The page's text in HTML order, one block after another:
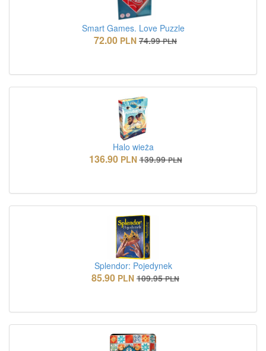
Smart Games. Love Puzzle
72.00 PLN 74.99 PLN
Halo wieża
136.90 PLN 139.99 PLN
Splendor: Pojedynek
85.90 PLN 109.95 PLN